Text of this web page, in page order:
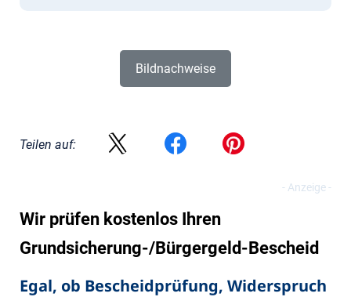
Bildnachweise
Teilen auf:
Wir prüfen kostenlos Ihren
Grundsicherung-/Bürgergeld-Bescheid
Egal, ob Bescheidprüfung, Widerspruch